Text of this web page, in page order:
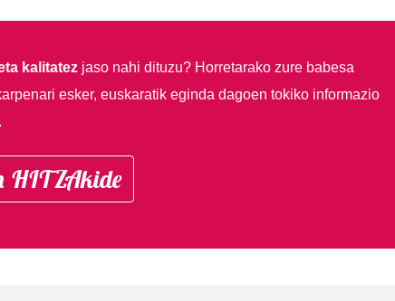
kalitatezjaso nahi dituzu? Horretarako zure babesa
esker, euskaratik eginda dagoen tokiko informazio
HITZAkide